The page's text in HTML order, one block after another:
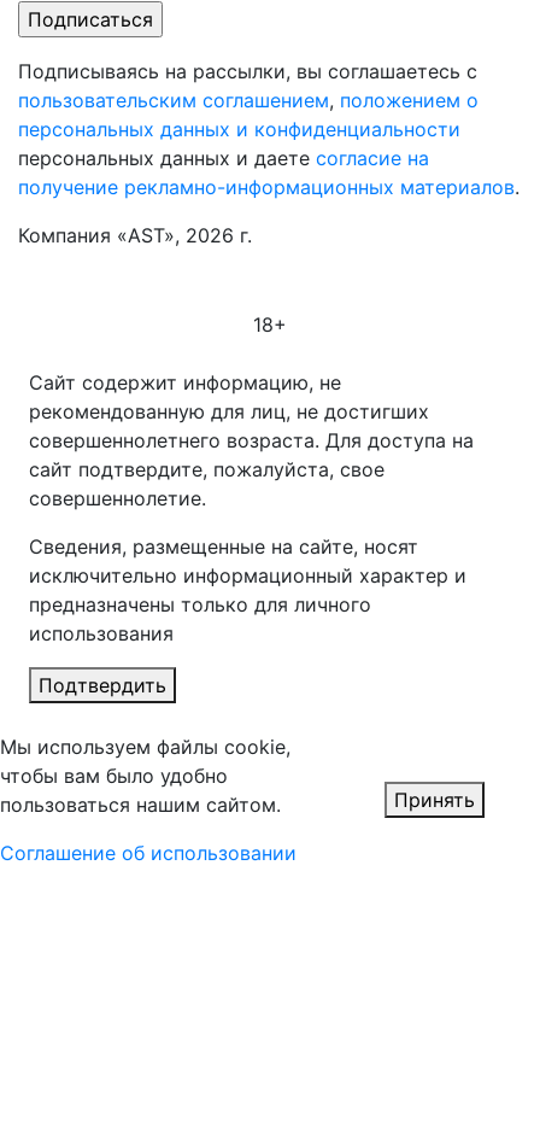
Подписываясь на рассылки, вы соглашаетесь с
пользовательским соглашением, положением о
персональных данных и конфиденциальности
персональных данных и даете согласие на
получение рекламно-информационных материалов.
Компания «AST», 2026 г.
18+
Сайт содержит информацию, не
рекомендованную для лиц, не достигших
совершеннолетнего возраста. Для доступа на
сайт подтвердите, пожалуйста, свое
совершеннолетие.
Сведения, размещенные на сайте, носят
исключительно информационный характер и
предназначены только для личного
использования
Подтвердить
Мы используем файлы cookie,
чтобы вам было удобно
пользоваться нашим сайтом.
Соглашение об использовании
Принять